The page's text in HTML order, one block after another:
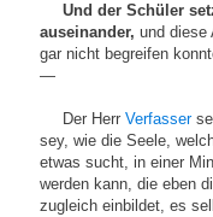
Und der Schüler
auseinander, und diese
gar nicht begreifen
—
Der HerrVerfasser
sey, wie die Seele,
etwas sucht, in einer
werden kann, die eben
zugleich einbildet, es